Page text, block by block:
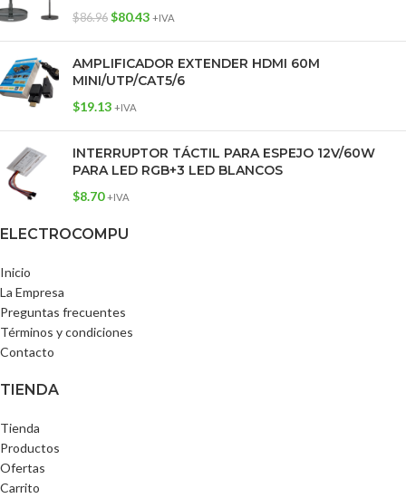
$86.96 $80.43 +IVA
AMPLIFICADOR EXTENDER HDMI 60M
MINI/UTP/CAT5/6
$19.13 +IVA
INTERRUPTOR TÁCTIL PARA ESPEJO 12V/60W
PARA LED RGB+3 LED BLANCOS
$8.70 +IVA
ELECTROCOMPU
Inicio
La Empresa
Preguntas frecuentes
Términos y condiciones
Contacto
TIENDA
Tienda
Productos
Ofertas
Carrito